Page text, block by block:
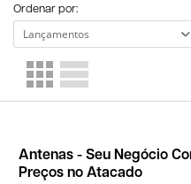
Ordenar por:
Antenas - Seu Negócio
Preços no Atacado